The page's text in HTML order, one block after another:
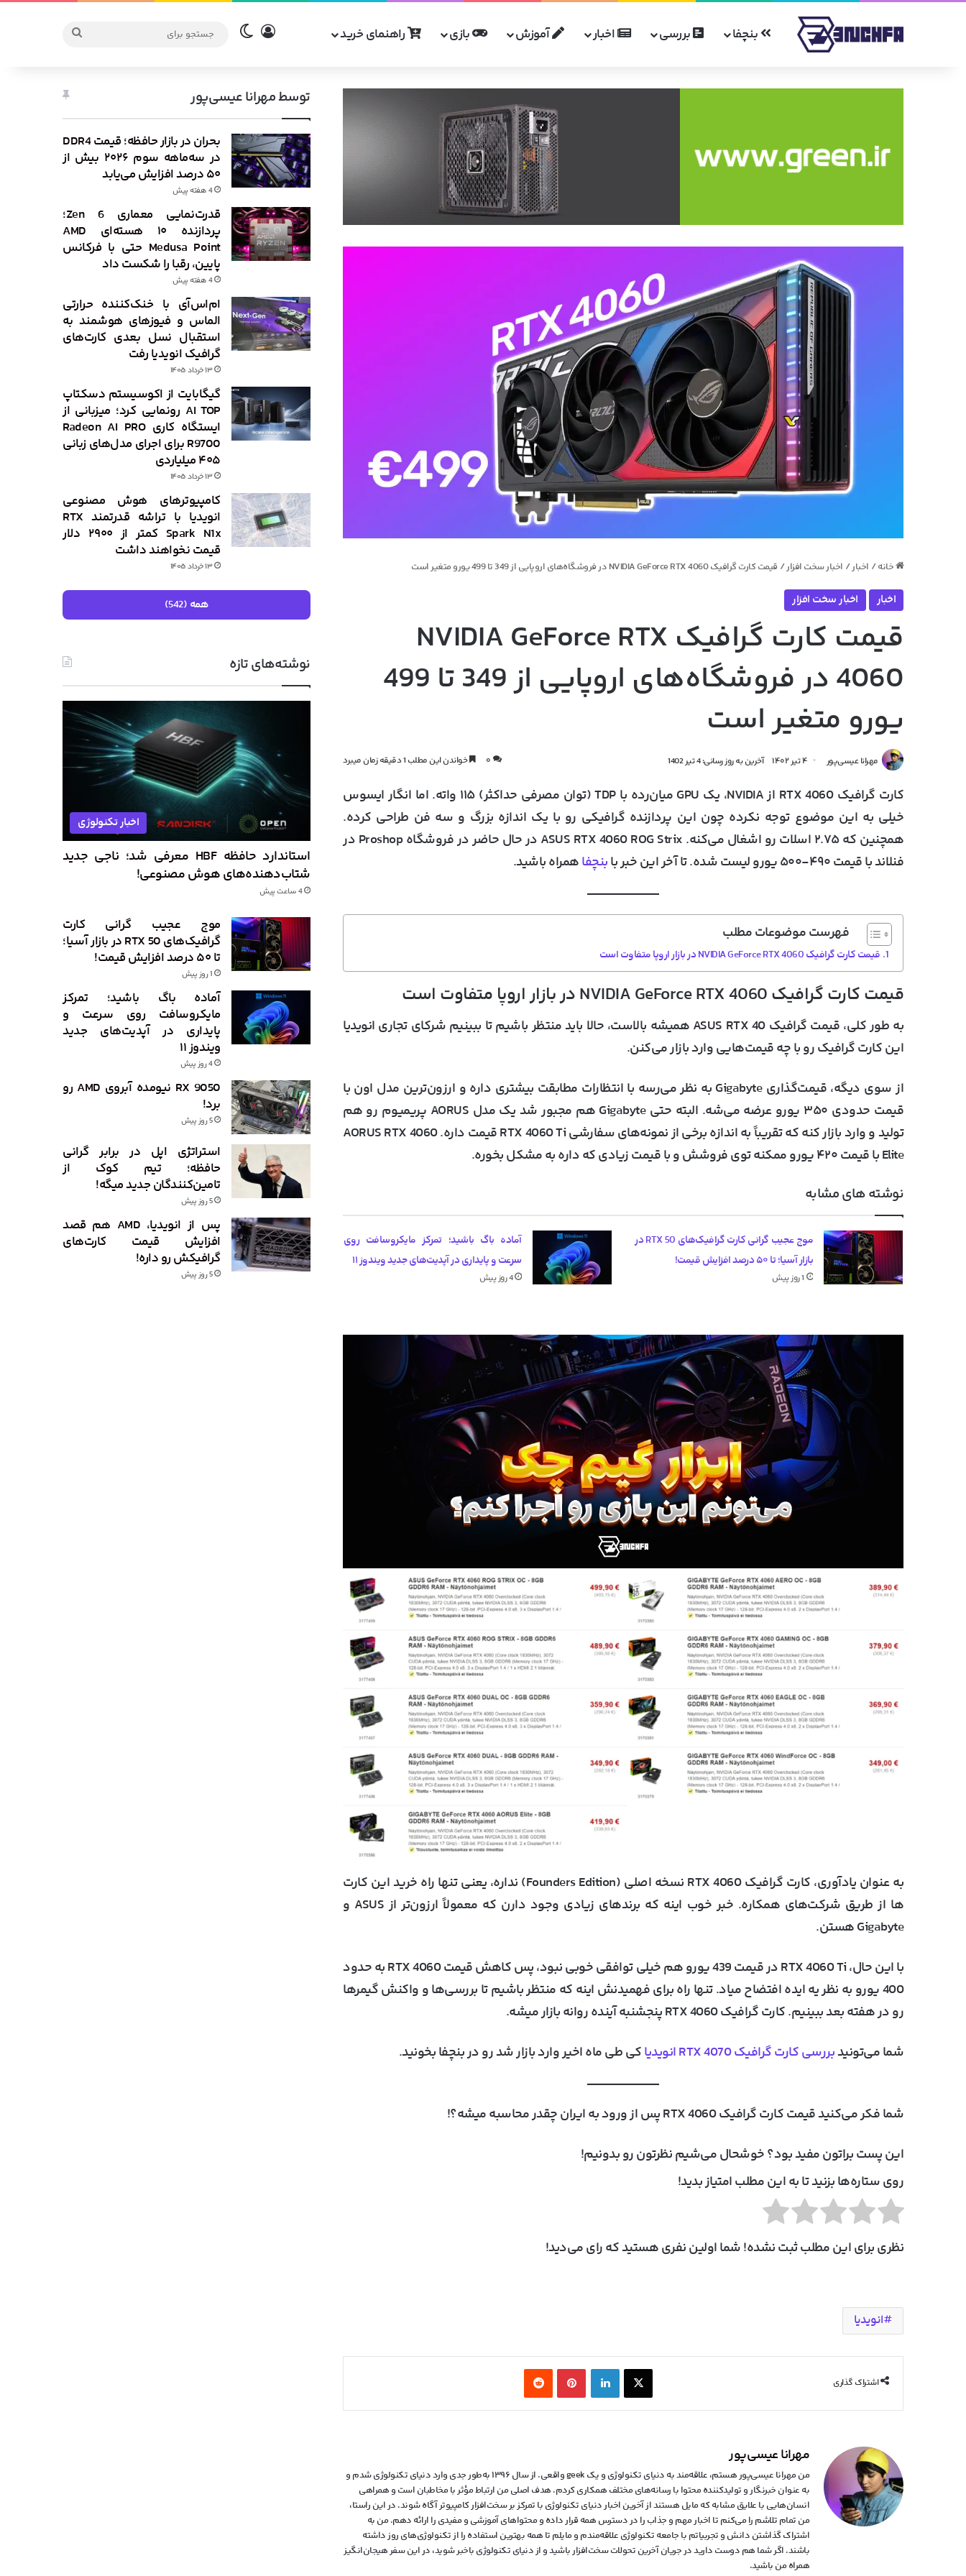
بنچفا بررسی اخبار آموزش بازی راهنمای خرید ورودتغییر پوسته
جستجو
خانه / اخبار / اخبار سخت افزار / قیمت کارت گرافیک NVIDIA GeForce RTX 4060 در فروشگاه‌های اروپایی از 349 تا 499 یورو متغیر است
اخبار اخبار سخت افزار
قیمت کارت گرافیک NVIDIA GeForce RTX
4060 در فروشگاه‌های اروپایی از 349 تا 499
یورو متغیر است
مهرانا عیسی‌پور ۴ تیر ۱۴۰۲ آخرین به روز رسانی: 4 تیر 1402 ۰ خواندن این مطلب 1 دقیقه زمان میبرد
کارت گرافیک RTX 4060 از NVIDIA، یک GPU میان‌رده با TDP (توان مصرفی حداکثر) ۱۱۵ واته. اما انگار ایسوس
خیلی به این موضوع توجه نکرده چون این پردازنده گرافیکی رو با یک اندازه بزرگ و سه فن طراحی کرده.
همچنین که ۲.۷۵ اسلات رو اشغال می‌کنه. ASUS RTX 4060 ROG Strix در حال حاضر در فروشگاه Proshop در
فنلاند با قیمت ۴۹۰-۵۰۰ یورو لیست شده. تا آخر این خبر با
بنچفاهمراه باشید.
فهرست موضوعات مطلب
قیمت کارت گرافیک NVIDIA GeForce RTX 4060 در بازار اروپا متفاوت است
قیمت کارت گرافیک NVIDIA GeForce RTX 4060 در بازار اروپا متفاوت است
به طور کلی، قیمت گرافیک ASUS RTX 40 همیشه بالاست، حالا باید منتظر باشیم تا ببینیم شرکای تجاری انویدیا
این کارت گرافیک رو با چه قیمت‌هایی وارد بازار می‌کنن.
از سوی دیگه، قیمت‌گذاری Gigabyte به نظر می‌رسه با انتظارات مطابقت بیشتری داره و ارزون‌ترین مدل اون با
قیمت حدودی ۳۵۰ یورو عرضه می‌شه. البته حتی Gigabyte هم مجبور شد یک مدل AORUS پریمیوم رو هم
تولید و وارد بازار کنه که تقریباً به اندازه برخی از نمونه‌های سفارشی RTX 4060 Ti قیمت داره. AORUS RTX 4060
Elite با قیمت ۴۲۰ یورو ممکنه توی فروشش و با قیمت زیادی که داره به مشکل بخوره.
نوشته های مشابه
موج عجیب گرانی کارت گرافیک‌های RTX 50 در
بازار آسیا؛ تا ۵۰ درصد افزایش قیمت!
1 روز پیش
آماده باگ باشید؛ تمرکز مایکروسافت روی
سرعت و پایداری در آپدیت‌های جدید ویندوز ۱۱
4 روز پیش
به عنوان یادآوری، کارت گرافیک RTX 4060 نسخه اصلی (Founders Edition) نداره، یعنی تنها راه خرید این کارت
ها از طریق شرکت‌های همکاره. خبر خوب اینه که برندهای زیادی وجود دارن که معمولاً ارزون‌تر از ASUS و
Gigabyte هستن.
با این حال، RTX 4060 Ti در قیمت 439 یورو هم خیلی توافقی خوبی نبود، پس کاهش قیمت RTX 4060 به حدود
400 یورو به نظر یه ایده افتضاح میاد. تنها راه برای فهمیدنش اینه که منتظر باشیم تا بررسی‌ها و واکنش گیمرها
رو در هفته بعد ببینیم. کارت گرافیک RTX 4060 پنجشنبه آینده روانه بازار میشه.
شما می‌تونیدبررسی کارت گرافیک RTX 4070 انویدیا کی طی ماه اخیر وارد بازار شد رو در بنچفا بخونید.
شما فکر می‌کنید قیمت کارت گرافیک RTX 4060 پس از ورود به ایران چقدر محاسبه میشه؟!
این پست براتون مفید بود؟ خوشحال می‌شیم نظرتون رو بدونیم!
روی ستاره‌ها بزنید تا به این مطلب امتیاز بدید!
نظری برای این مطلب ثبت نشده! شما اولین نفری هستید که رای می‌دید!
انویدیا
اشتراک گذاری
X لینکدین ‫پین‌ترست‫رددیت
مهرانا عیسی‌پور
من مهرانا عیسی‌پور هستم، علاقه‌مند به دنیای تکنولوژی و یک geek واقعی. از سال ۱۳۹۶ به‌طور جدی وارد دنیای تکنولوژی شدم و
به عنوان خبرنگار و تولیدکننده محتوا با رسانه‌های مختلف همکاری کردم. هدف اصلی من ارتباط مؤثر با مخاطبان است و همراهی
انسان‌هایی با علایق مشابه که مایل هستند از آخرین اخبار دنیای تکنولوژی با تمرکز بر سخت‌افزار کامپیوتر آگاه شوند. در این راستا،
من تمام تلاشم را می‌کنم تا اخبار مهم و جذاب را در دسترس همه قرار داده و محتواهای آموزشی و مفیدی را ارائه دهم. من به
اشتراک گذاشتن دانش و تجربیاتم با جامعه تکنولوژی علاقه‌مندم و مایلم تا همه بهترین استفاده را از تکنولوژی‌های روز داشته
باشند. اگر شما هم دوست دارید در جریان آخرین تحولات سخت‌افزار باشید و از دنیای تکنولوژی‌ باخبر شوید، در این سفر هیجان‌انگیز
همراه من باشید.
پایین، رقبا را شکست داد
ام‌اس‌آی با خنک‌کننده حرارتی الماس و
رونمایی کرد؛ میزبانی از ایستگاه کاری Radeon
AI PRO R9700 برای اجرای مدل‌های زبانی ۴۰۵
میلیاردی
کامپیوترهای هوش مصنوعی انویدیا با تراشه
قدرتمند RTX Spark N1x کمتر از ۲۹۰۰ دلار
قیمت نخواهند داشت
توسط مهرانا عیسی‌پور
بحران در بازار حافظه؛ قیمت DDR4
در سه‌ماهه سوم ۲۰۲۶ بیش از
۵۰ درصد افزایش می‌یابد
4 هفته پیش
قدرت‌نمایی معماری Zen 6؛
پردازنده ۱۰ هسته‌ای AMD
Medusa Point حتی با فرکانس
پایین، رقبا را شکست داد
4 هفته پیش
ام‌اس‌آی با خنک‌کننده حرارتی
الماس و فیوزهای هوشمند به
استقبال نسل بعدی کارت‌های
گرافیک انویدیا رفت
۱۳ خرداد ۱۴۰۵
گیگابایت از اکوسیستم دسکتاپ
AI TOP رونمایی کرد؛ میزبانی از
ایستگاه کاری Radeon AI PRO
R9700 برای اجرای مدل‌های زبانی
۴۰۵ میلیاردی
۱۳ خرداد ۱۴۰۵
کامپیوترهای هوش مصنوعی
انویدیا با تراشه قدرتمند RTX
Spark N1x کمتر از ۲۹۰۰ دلار
قیمت نخواهند داشت
۱۳ خرداد ۱۴۰۵
همه (542)
نوشته‌های تازه
اخبار تکنولوژی
استاندارد حافظه HBF معرفی شد؛ ناجی جدید
شتاب‌دهنده‌های هوش مصنوعی!
4 ساعت پیش
موج عجیب گرانی کارت
گرافیک‌های RTX 50 در بازار آسیا؛
تا ۵۰ درصد افزایش قیمت!
1 روز پیش
آماده باگ باشید؛ تمرکز
مایکروسافت روی سرعت و
پایداری در آپدیت‌های جدید
ویندوز ۱۱
4 روز پیش
RX 9050 نیومده آبروی AMD رو
برد!
5 روز پیش
استراتژی اپل در برابر گرانی
حافظه؛ تیم کوک از
تامین‌کنندگان جدید میگه!
5 روز پیش
پس از انویدیا، AMD هم قصد
افزایش قیمت کارت‌های
گرافیکش رو داره!
5 روز پیش